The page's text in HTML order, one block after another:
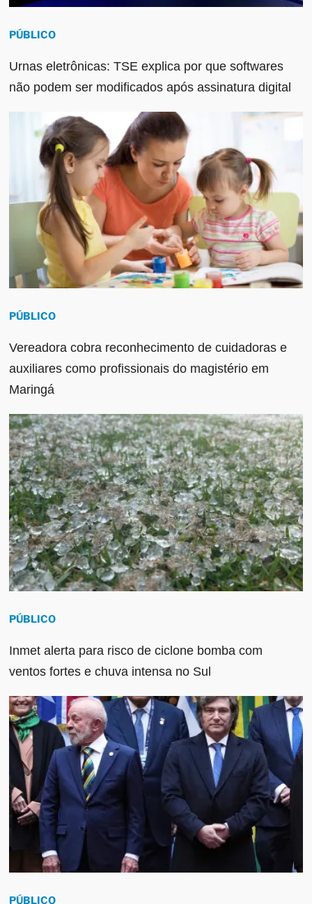
PÚBLICO
Urnas eletrônicas: TSE explica por que softwares
não podem ser modificados após assinatura digital
PÚBLICO
Vereadora cobra reconhecimento de cuidadoras e
auxiliares como profissionais do magistério em
Maringá
PÚBLICO
Inmet alerta para risco de ciclone bomba com
ventos fortes e chuva intensa no Sul
PÚBLICO